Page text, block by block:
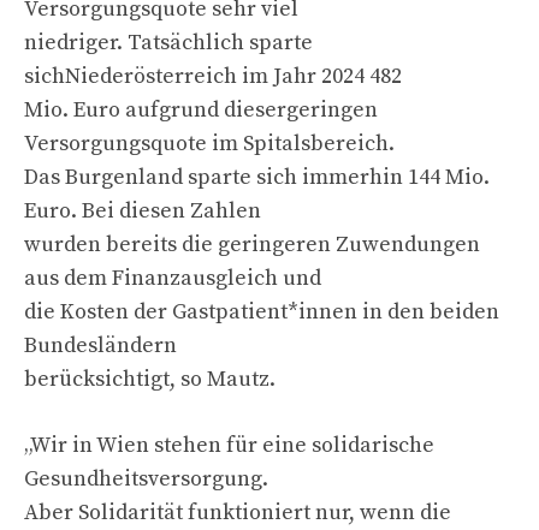
Versorgungsquote sehr viel
niedriger. Tatsächlich sparte
sichNiederösterreich im Jahr 2024 482
Mio. Euro aufgrund diesergeringen
Versorgungsquote im Spitalsbereich.
Das Burgenland sparte sich immerhin 144 Mio.
Euro. Bei diesen Zahlen
wurden bereits die geringeren Zuwendungen
aus dem Finanzausgleich und
die Kosten der Gastpatient*innen in den beiden
Bundesländern
berücksichtigt, so Mautz.
„Wir in Wien stehen für eine solidarische
Gesundheitsversorgung.
Aber Solidarität funktioniert nur, wenn die